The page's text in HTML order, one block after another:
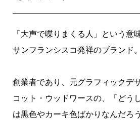
「大声で喋りまくる人」という意
サンフランシスコ発祥のブランド。
創業者であり、元グラフィックデ
コット・ウッドワースの、「どう
は黒色やカーキ色ばかりなんだろ